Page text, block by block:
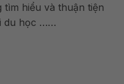
tìm hiểu và thuận tiện
du học ……